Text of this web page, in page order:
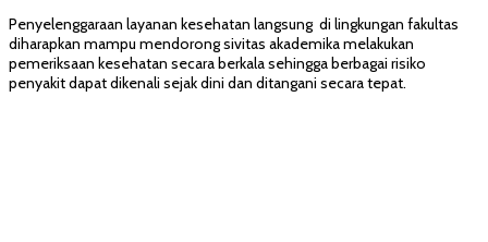
Penyelenggaraan layanan kesehatan langsung di lingkungan fakultas
diharapkan mampu mendorong sivitas akademika melakukan
pemeriksaan kesehatan secara berkala sehingga berbagai risiko
penyakit dapat dikenali sejak dini dan ditangani secara tepat.